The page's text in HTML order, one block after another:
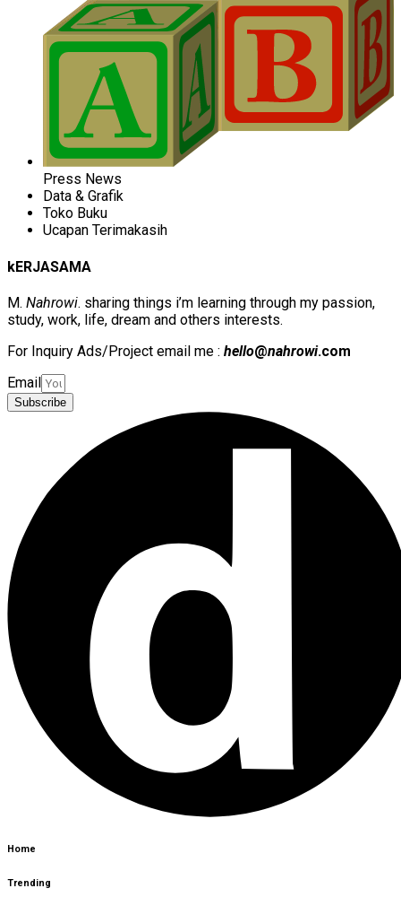
Press News
Data & Grafik
Toko Buku
Ucapan Terimakasih
kERJASAMA
M. Nahrowi. sharing things i’m learning through my passion,
study, work, life, dream and others interests.
For Inquiry Ads/Project email me : hello@nahrowi.com
Email
Subscribe
Home
Trending